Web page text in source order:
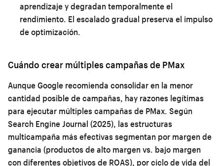
aprendizaje y degradan temporalmente el
rendimiento. El escalado gradual preserva el impulso
de optimización.
Cuándo crear múltiples campañas de PMax
Aunque Google recomienda consolidar en la menor
cantidad posible de campañas, hay razones legítimas
para ejecutar múltiples campañas de PMax. Según
Search Engine Journal (2025), las estructuras
multicampaña más efectivas segmentan por margen de
ganancia (productos de alto margen vs. bajo margen
con diferentes objetivos de ROAS), por ciclo de vida del